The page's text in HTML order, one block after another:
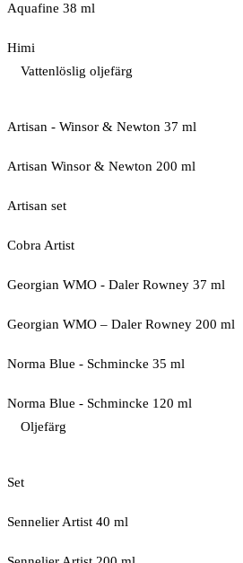
Aquafine 38 ml
Himi
Vattenlöslig oljefärg
Artisan - Winsor & Newton 37 ml
Artisan Winsor & Newton 200 ml
Artisan set
Cobra Artist
Georgian WMO - Daler Rowney 37 ml
Georgian WMO – Daler Rowney 200 ml
Norma Blue - Schmincke 35 ml
Norma Blue - Schmincke 120 ml
Oljefärg
Set
Sennelier Artist 40 ml